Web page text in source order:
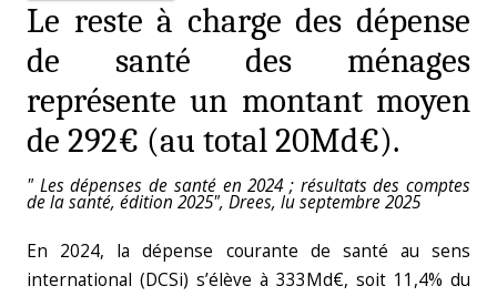
Le reste à charge des dépense
de santé des ménages
représente un montant moyen
de 292€ (au total 20Md€).
" Les dépenses de santé en 2024 ; résultats des comptes
de la santé, édition 2025", Drees, lu septembre 2025
En 2024, la dépense courante de santé au sens
international (DCSi) s’élève à 333Md€, soit 11,4% du